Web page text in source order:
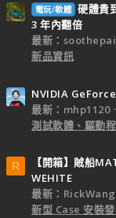
電玩/軟體 硬體貴
3 年內翻倍
最新：
新品資訊
NVIDIA
最新：mhp1120
測試軟體、驅動
R
【開箱】賊船
WEHITE
最新：
新型 Case 安裝